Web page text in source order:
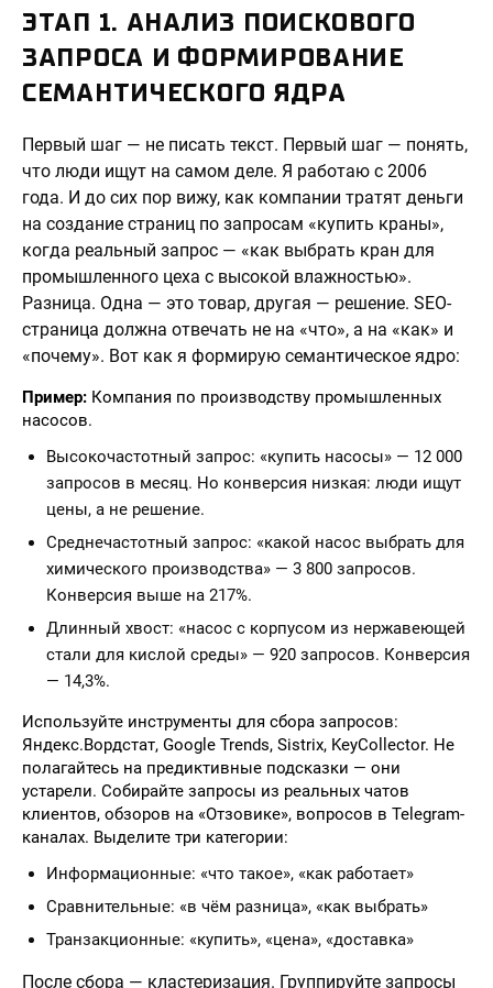
ЭТАП 1. АНАЛИЗ ПОИСКОВОГО
ЗАПРОСА И ФОРМИРОВАНИЕ
СЕМАНТИЧЕСКОГО ЯДРА
Первый шаг — не писать текст. Первый шаг — понять,
что люди ищут на самом деле. Я работаю с 2006
года. И до сих пор вижу, как компании тратят деньги
на создание страниц по запросам «купить краны»,
когда реальный запрос — «как выбрать кран для
промышленного цеха с высокой влажностью».
Разница. Одна — это товар, другая — решение. SEO-
страница должна отвечать не на «что», а на «как» и
«почему». Вот как я формирую семантическое ядро:
Пример: Компания по производству промышленных
насосов.
Высокочастотный запрос: «купить насосы» — 12 000
запросов в месяц. Но конверсия низкая: люди ищут
цены, а не решение.
Среднечастотный запрос: «какой насос выбрать для
химического производства» — 3 800 запросов.
Конверсия выше на 217%.
Длинный хвост: «насос с корпусом из нержавеющей
стали для кислой среды» — 920 запросов. Конверсия
— 14,3%.
Используйте инструменты для сбора запросов:
Яндекс.Вордстат, Google Trends, Sistrix, KeyCollector. Не
полагайтесь на предиктивные подсказки — они
устарели. Собирайте запросы из реальных чатов
клиентов, обзоров на «Отзовике», вопросов в Telegram-
каналах. Выделите три категории:
Информационные: «что такое», «как работает»
Сравнительные: «в чём разница», «как выбрать»
Транзакционные: «купить», «цена», «доставка»
После сбора — кластеризация. Группируйте запросы